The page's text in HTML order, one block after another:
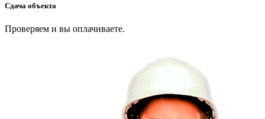
Сдача объекта
Проверяем и вы оплачиваете.